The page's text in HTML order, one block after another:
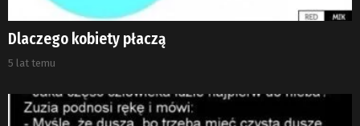
Dlaczego kobiety płaczą
5 lat temu